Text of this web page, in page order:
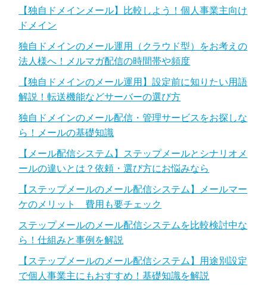
【独自ドメインメール】比較しよう！個人事業主向け
ドメイン
独自ドメインのメール運用（クラウド型）をお考えの
法人様へ！メルマガ配信の時間帯や頻度
【独自ドメインのメール運用】設定前に知りたい用語
解説！転送機能などサーバーの選び方
独自ドメインのメール配信・管理サービスをお探しな
ら！メールの基礎知識
【メール配信システム】ステップメールとシナリオメ
ールの違いとは？依頼・選び方にお悩みなら
【ステップメールのメール配信システム】メールマー
ケのメリット 費用も要チェック
ステップメールのメール配信システムを比較検討中な
ら！仕組みと事例を解説
【ステップメールのメール配信システム】用途別設定
で個人事業主にもおすすめ！基礎知識を解説